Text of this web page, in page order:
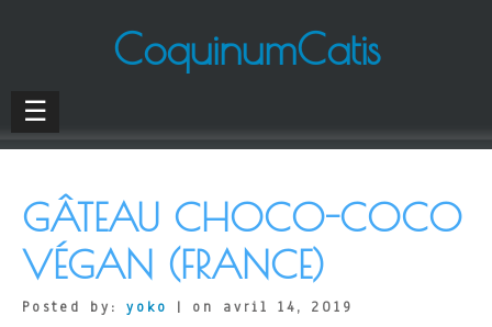
CoquinumCatis
☰
GÂTEAU CHOCO-COCO
VÉGAN (FRANCE)
Posted by: yoko | on avril 14, 2019